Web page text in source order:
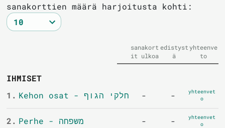
sanakorttien määrä harjoitusta kohti:
sanakort
it ulkoa
edistyst
ä
yhteenve
to
IHMISET
1.
Kehon osat - חלקי הגוף - -
yhteenvet
o
2. Perhe - משפחה - -
yhteenvet
o